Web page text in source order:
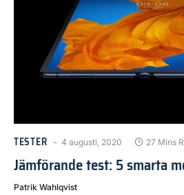
TESTER 4 augusti, 2020 27 Mins
Jämförande test: 5 smarta
Patrik Wahlqvist